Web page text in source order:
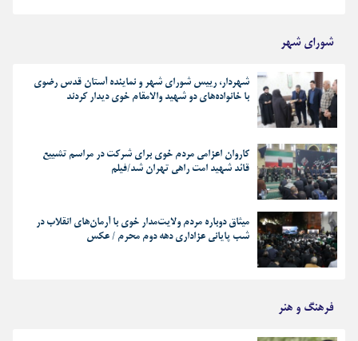
شورای شهر
شهردار، رییس شورای شهر و نماینده آستان قدس رضوی
با خانواده‌های دو شهید والامقام خوی دیدار کردند
کاروان اعزامی مردم خوی برای شرکت در مراسم تشییع
قائد شهید امت راهی تهران شد/فیلم
میثاق دوباره مردم ولایت‌مدار خوی با آرمان‌های انقلاب در
شب پایانی عزاداری دهه دوم محرم / عکس
فرهنگ و هنر